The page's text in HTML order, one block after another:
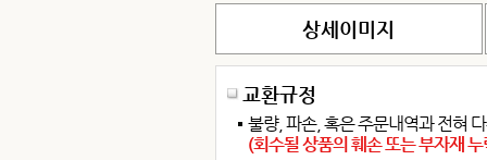
상세이미지
교환규정
불량, 파손, 혹은 주문내역과 전혀
(회수될 상품의 훼손 또는 부자재